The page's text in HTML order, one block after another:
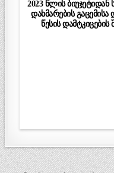
2023 წლის
დახმარების გაცემისა
წესის დამტკიცების